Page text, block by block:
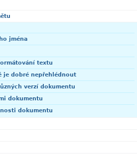
jména
textu
je dobré nepřehlédnout
verzí dokumentu
dokumentu
dokumentu